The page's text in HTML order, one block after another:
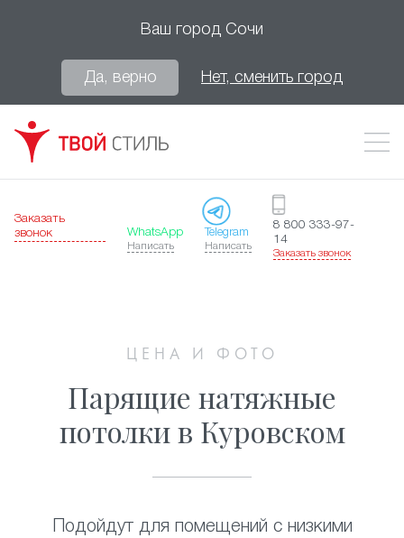
Ваш город Сочи
Да, верно Нет, сменить город
Заказать
звонок
WhatsApp
Написать
Telegram
Написать
8 800 333-97-
14
Заказать звонок
ЦЕНА И ФОТО
Парящие натяжные
потолки в Куровском
Подойдут для помещений с низкими